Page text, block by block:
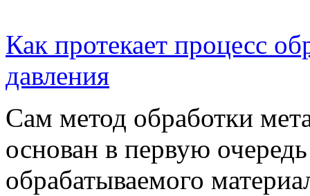
Как протекает процесс
давления
Сам метод обработки
основан в первую
обрабатываемого